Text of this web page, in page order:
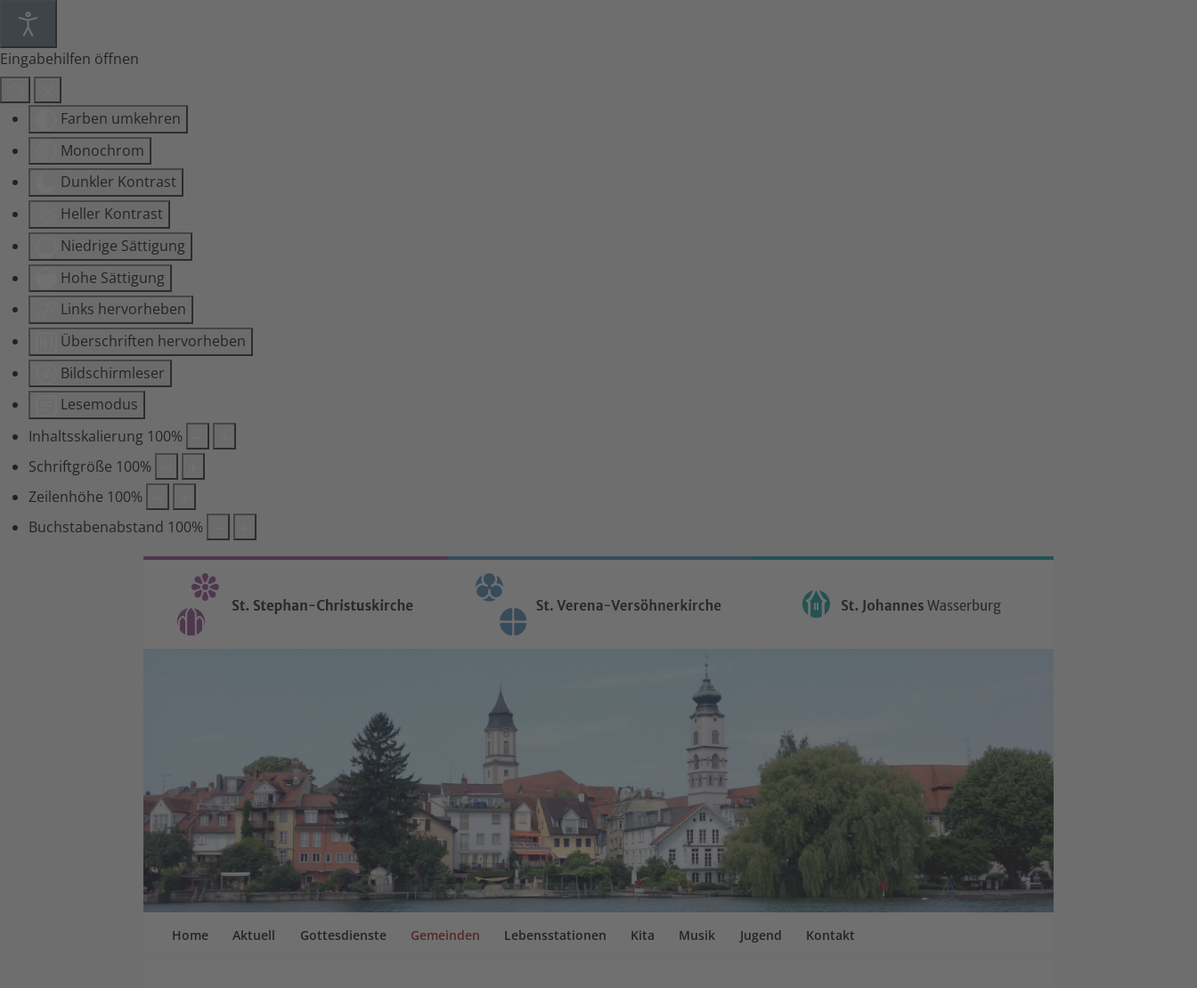
Eingabehilfen öffnen
Farben umkehren
Monochrom
Dunkler Kontrast
Heller Kontrast
Niedrige Sättigung
Hohe Sättigung
Links hervorheben
Überschriften hervorheben
Bildschirmleser
Lesemodus
Inhaltsskalierung 100%
Schriftgröße 100%
Zeilenhöhe 100%
Buchstabenabstand 100%
Home Aktuell Gottesdienste Gemeinden Lebensstationen Kita Musik Jugend Kontakt